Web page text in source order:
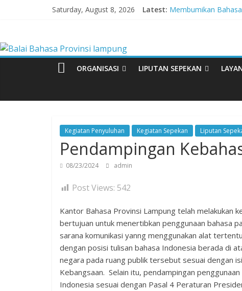
Saturday, August 8, 2026 Latest: Membumikan
Babak Final Festival
Balai
Bahasa
Provinsi
lampung
Badan
Pembinaan
ORGANISASI LIPUTAN SEPEKAN
Kegiatan Penyuluhan Kegiatan Sepekan Liputan
Pendampingan
08/23/2024 admin
Post Views: 542
Kantor Bahasa Provinsi Lampung telah melakukan
bertujuan untuk menertibkan penggunaan bahasa
sarana komunikasi yanng menggunakan alat
dengan posisi tulisan bahasa Indonesia berada di
negara pada ruang publik tersebut sesuai dengan
Kebangsaan. Selain itu, pendampingan
Indonesia sesuai dengan Pasal 4 Peraturan